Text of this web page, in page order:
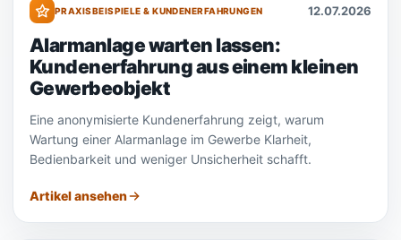
PRAXISBEISPIELE & KUNDENERFAHRUNGEN 12.07.2026
Alarmanlage warten lassen:
Kundenerfahrung aus einem kleinen
Gewerbeobjekt
Eine anonymisierte Kundenerfahrung zeigt, warum
Wartung einer Alarmanlage im Gewerbe Klarheit,
Bedienbarkeit und weniger Unsicherheit schafft.
Artikel ansehen